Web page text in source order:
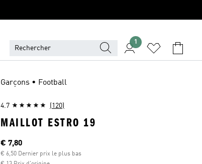
1
Garçons • Football
4.7 (120)
MAILLOT ESTRO 19
Current price
€ 7,80
€ 6,50 Dernier prix le plus bas